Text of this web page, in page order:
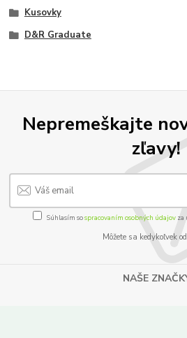
Kusovky
D&R Graduate
Nepremeškajte
zľavy!
Súhlasím sospracovaním osobných údajov za
Môžete sa kedykoľvek
NAŠE